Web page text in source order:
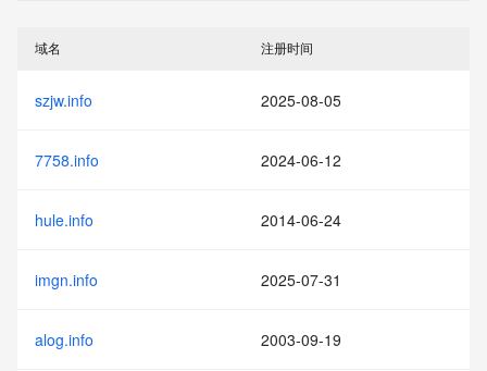
域名 注册时间
szjw.info 2025-08-05
7758.info 2024-06-12
hule.info 2014-06-24
imgn.info 2025-07-31
alog.info 2003-09-19